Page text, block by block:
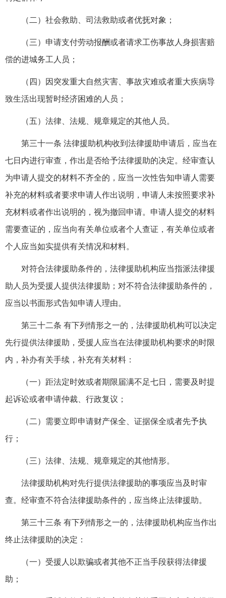
（二）社会救助、司法救助或者优抚对象；
（三）申请支付劳动报酬或者请求工伤事故人身损害赔
偿的进城务工人员；
（四）因突发重大自然灾害、事故灾难或者重大疾病导
致生活出现暂时经济困难的人员；
（五）法律、法规、规章规定的其他人员。
第三十一条 法律援助机构收到法律援助申请后，应当在
七日内进行审查，作出是否给予法律援助的决定。经审查认
为申请人提交的材料不齐全的，应当一次性告知申请人需要
补充的材料或者要求申请人作出说明，申请人未按照要求补
充材料或者作出说明的，视为撤回申请。申请人提交的材料
需要查证的，应当向有关单位或者个人查证，有关单位或者
个人应当如实提供有关情况和材料。
对符合法律援助条件的，法律援助机构应当指派法律援
助人员为受援人提供法律援助；对不符合法律援助条件的，
应当以书面形式告知申请人理由。
第三十二条 有下列情形之一的，法律援助机构可以决定
先行提供法律援助，受援人应当在法律援助机构要求的时限
内，补办有关手续，补充有关材料：
（一）距法定时效或者期限届满不足七日，需要及时提
起诉讼或者申请仲裁、行政复议；
（二）需要立即申请财产保全、证据保全或者先予执
行；
（三）法律、法规、规章规定的其他情形。
法律援助机构对先行提供法律援助的事项应当及时审
查。经审查不符合法律援助条件的，应当终止法律援助。
第三十三条 有下列情形之一的，法律援助机构应当作出
终止法律援助的决定：
（一）受援人以欺骗或者其他不正当手段获得法律援
助；